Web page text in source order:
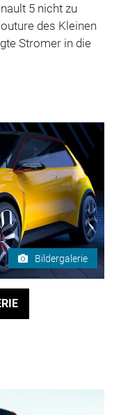
5 nicht zu
des Kleinen
Stromer in die
Bildergalerie